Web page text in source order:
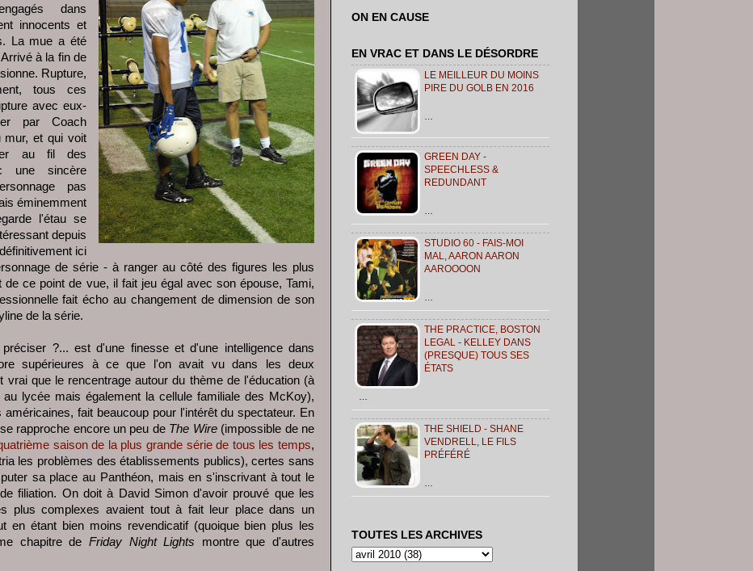
dans
innocents et
La mue a été
à la fin de
Rupture,
tous ces
avec eux-
par Coach
mur, et qui voit
au fil des
une sincère
pas
éminemment
l'étau se
depuis
ici
de série - à ranger au côté des figures les plus
de ce point de vue, il fait jeu égal avec son épouse, Tami,
fait écho au changement de dimension de son
de la série.
?... est d'une finesse et d'une intelligence dans
supérieures à ce que l'on avait vu dans les deux
vrai que le rencentrage autour du thème de l'éducation (à
lycée mais également la cellule familiale des McKoy),
fait beaucoup pour l'intérêt du spectateur. En
se rapproche encore un peu de The Wire(impossible de ne
saison de la plus grande série de tous les temps,
les problèmes des établissements publics), certes sans
sa place au Panthéon, mais en s'inscrivant à tout le
filiation. On doit à David Simon d'avoir prouvé que les
plus complexes avaient tout à fait leur place dans un
en étant bien moins revendicatif (quoique bien plus les
chapitre de Friday Night Lights montre que d'autres
ON EN CAUSE
EN VRAC ET DANS LE DÉSORDRE
LE MEILLEUR DU MOINS
PIRE DU GOLB EN 2016
GREEN DAY -
SPEECHLESS &
REDUNDANT
STUDIO 60 - FAIS-MOI
MAL, AARON AARON
AAROOOON
THE PRACTICE, BOSTON
LEGAL - KELLEY DANS
(PRESQUE) TOUS SES
ÉTATS
THE SHIELD - SHANE
VENDRELL, LE FILS
PRÉFÉRÉ
TOUTES LES ARCHIVES